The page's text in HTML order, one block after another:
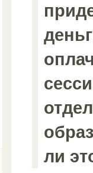
отдел
ли